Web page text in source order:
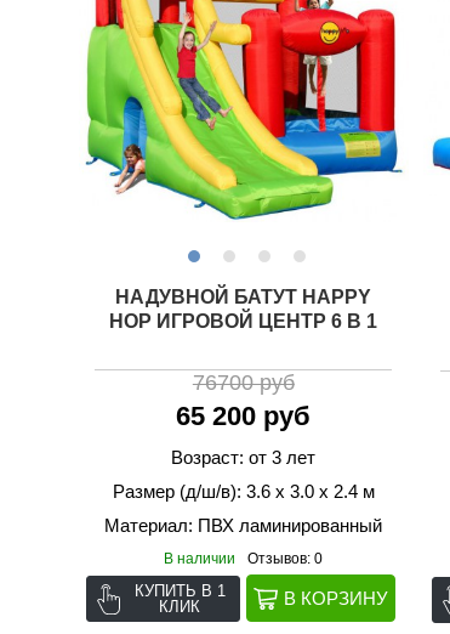
НАДУВНОЙ БАТУТ HAPPY
HOP ИГРОВОЙ ЦЕНТР 6 В 1
76700 руб
65 200 руб
Возраст: от 3 лет
Размер (д/ш/в): 3.6 х 3.0 х 2.4 м
Материал: ПВХ ламинированный
В наличии Отзывов: 0
КУПИТЬ В 1
КЛИК